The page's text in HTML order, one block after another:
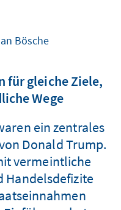
Bösche
für gleiche Ziele,
Wege
ein zentrales
Donald Trump.
vermeintliche
Handelsdefizite